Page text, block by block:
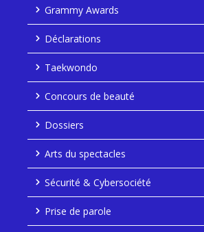
Grammy Awards
Déclarations
Taekwondo
Concours de beauté
Dossiers
Arts du spectacles
Sécurité & Cybersociété
Prise de parole